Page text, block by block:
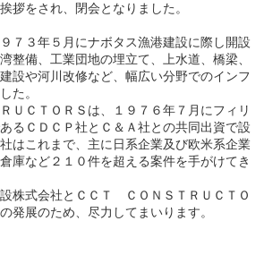
拶をされ、閉会となりました。
７３年５月にナボタス漁港建設に際し開設
整備、工業団地の埋立て、上水道、橋梁、
設や河川改修など、幅広い分野でのインフ
た。
ＣＴＯＲＳは、１９７６年７月にフィリ
るＣＤＣＰ社とＣ＆Ａ社との共同出資で設
はこれまで、主に日系企業及び欧米系企業
庫など２１０件を超える案件を手がけてき
株式会社とＣＣＴ ＣＯＮＳＴＲＵＣＴＯ
発展のため、尽力してまいります。